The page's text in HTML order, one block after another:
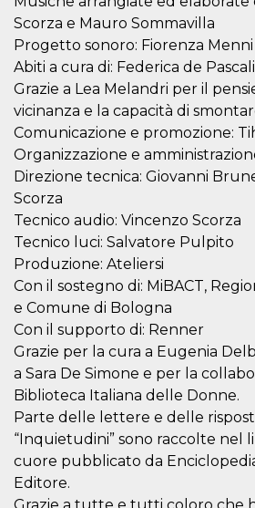
Scorza e Mauro Sommavilla
Progetto sonoro: Fiorenza Menni
Abiti a cura di: Federica de
Grazie a Lea Melandri per il
vicinanza e la capacità di
Comunicazione e promozione:
Organizzazione e
Direzione tecnica: Giovanni
Scorza
Tecnico audio: Vincenzo Scorza
Tecnico luci: Salvatore Pulpito
Produzione: Ateliersi
Con il sostegno di: MiBACT,
e Comune di Bologna
Con il supporto di: Renner
Grazie per la cura a Eugenia
a Sara De Simone e per la
Biblioteca Italiana delle Donne.
Parte delle lettere e delle
“Inquietudini” sono raccolte nel
cuore pubblicato da
Editore.
cf_clearance
Cloudflare,
Inc.
wordpress_test_cookie
Inc.
.oooh.events
PHPSESSID